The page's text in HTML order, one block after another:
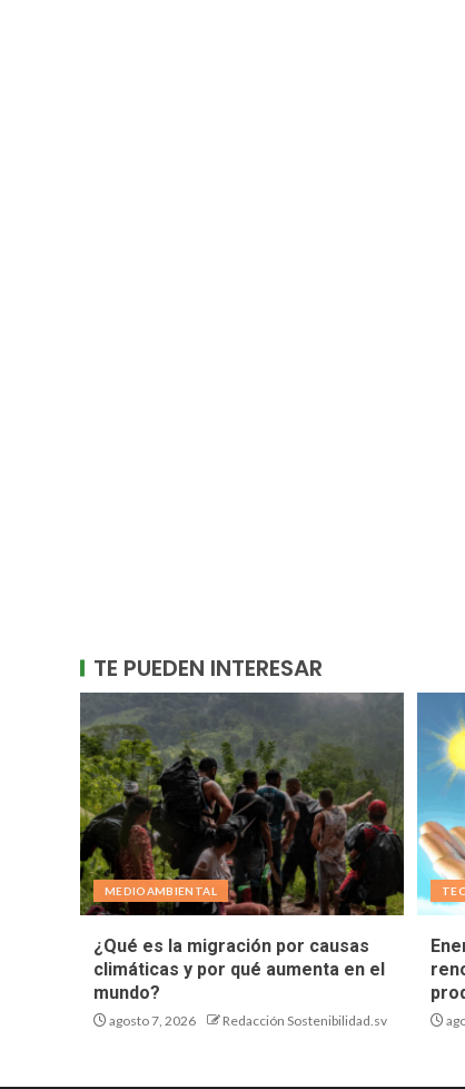
TE PUEDEN INTERESAR
MEDIOAMBIENTAL
¿Qué es la migración por causas
climáticas y por qué aumenta en el
mundo?
agosto 7, 2026 Redacción Sostenibilidad.sv